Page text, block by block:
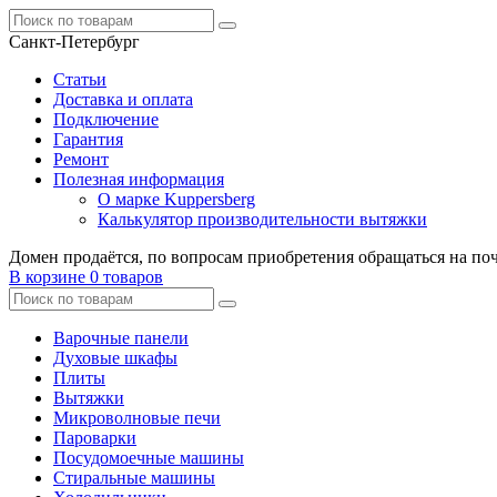
Санкт-Петербург
Статьи
Доставка и оплата
Подключение
Гарантия
Ремонт
Полезная информация
О марке Kuppersberg
Калькулятор производительности вытяжки
Домен продаётся, по вопросам приобретения обращаться на
В корзине 0 товаров
Варочные панели
Духовые шкафы
Плиты
Вытяжки
Микроволновые печи
Пароварки
Посудомоечные машины
Стиральные машины